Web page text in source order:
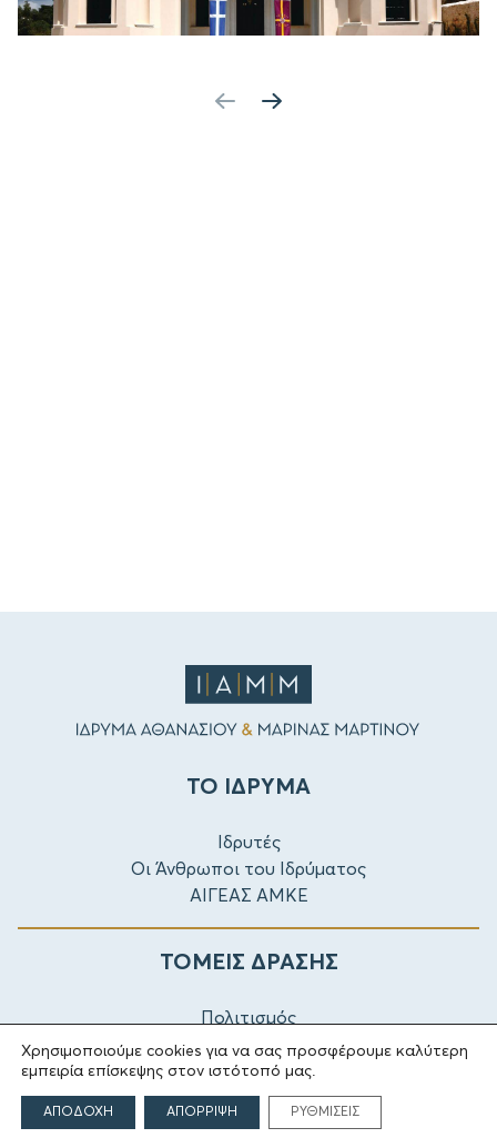
ΤΟ ΙΔΡΥΜΑ
Ιδρυτές
Οι Άνθρωποι του Ιδρύματος
ΑΙΓΕΑΣ ΑΜΚΕ
ΤΟΜΕΙΣ ΔΡΑΣΗΣ
Πολιτισμός
Θρησκεία
Εκπαίδευση
Υγεία
Αθλητισμός
Χρησιμοποιούμε cookies για να σας προσφέρουμε καλύτερη
εμπειρία επίσκεψης στον ιστότοπό μας.
ΑΠΟΔΟΧΗ ΑΠΟΡΡΙΨΗ ΡΥΘΜΙΣΕΙΣ